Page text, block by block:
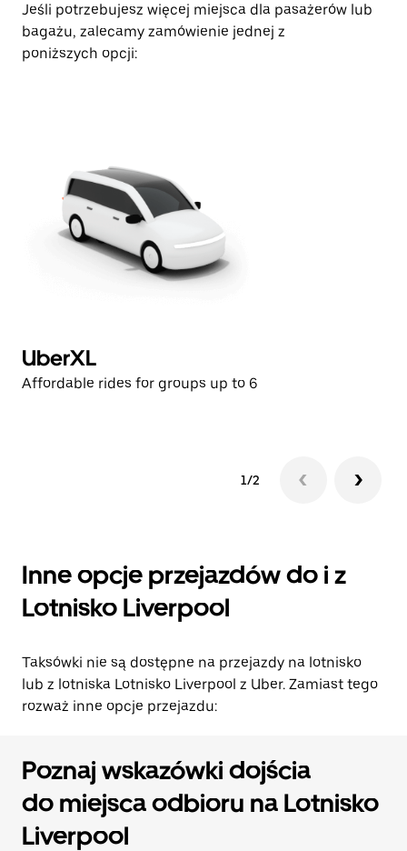
Jeśli potrzebujesz więcej miejsca dla pasażerów lub
bagażu, zalecamy zamówienie jednej z
poniższych opcji:
UberXL
Affordable rides for groups up to 6
1/2
Inne opcje przejazdów do i z
Lotnisko Liverpool
Taksówki nie są dostępne na przejazdy na lotnisko
lub z lotniska Lotnisko Liverpool z Uber. Zamiast tego
rozważ inne opcje przejazdu:
Poznaj wskazówki dojścia
do miejsca odbioru na Lotnisko
Liverpool